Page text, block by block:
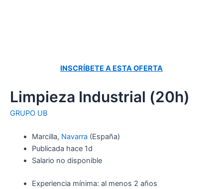
INSCRÍBETE A ESTA OFERTA
Limpieza Industrial (20h)
GRUPO UB
Marcilla, Navarra (España)
Publicada hace 1d
Salario no disponible
Experiencia mínima: al menos 2 años